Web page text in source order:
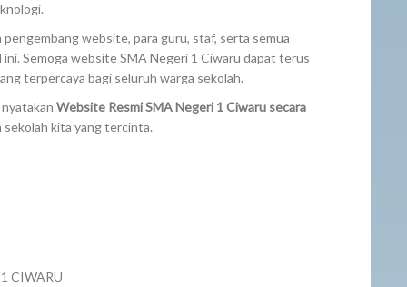
website, para guru, staf, serta semua
Semoga website SMA Negeri 1 Ciwaru dapat terus
terpercaya bagi seluruh warga sekolah.
nyatakan Website Resmi SMA Negeri 1 Ciwaru secara
sekolah kita yang tercinta.
CIWARU